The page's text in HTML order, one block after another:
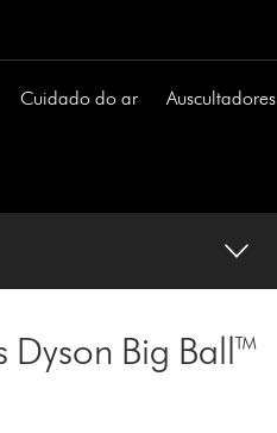
Cuidado do ar Auscultadores
Big Ball™